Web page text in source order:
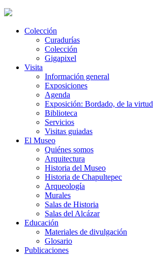
Colección
Curadurías
Colección
Gigapixel
Visita
Información general
Exposiciones
Agenda
Exposición: Bordado, de la virtud
Biblioteca
Servicios
Visitas guiadas
El Museo
Quiénes somos
Arquitectura
Historia del Museo
Historia de Chapultepec
Arqueología
Murales
Salas de Historia
Salas del Alcázar
Educación
Materiales de divulgación
Glosario
Publicaciones